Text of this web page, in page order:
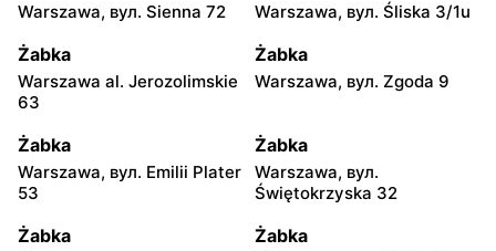
Warszawa, вул. Sienna 72 Warszawa, вул. Śliska 3/1u
Żabka
Warszawa al. Jerozolimskie
63
Żabka
Warszawa, вул. Zgoda 9
Żabka
Warszawa, вул. Emilii Plater
53
Żabka
Warszawa, вул.
Świętokrzyska 32
Żabka Żabka